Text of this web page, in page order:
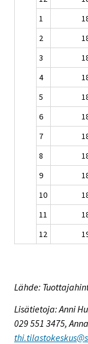
1
2
3
4
5
6
7
8
9
10
11
12
Lähde:
Lisätietoja: Anni
029 551 3475,